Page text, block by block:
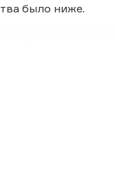
было ниже.